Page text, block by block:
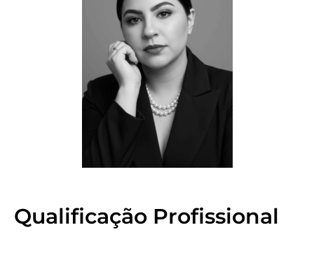
Qualificação Profissional